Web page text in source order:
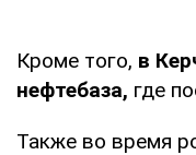
Кроме того, в
нефтебаза, где
Также во время